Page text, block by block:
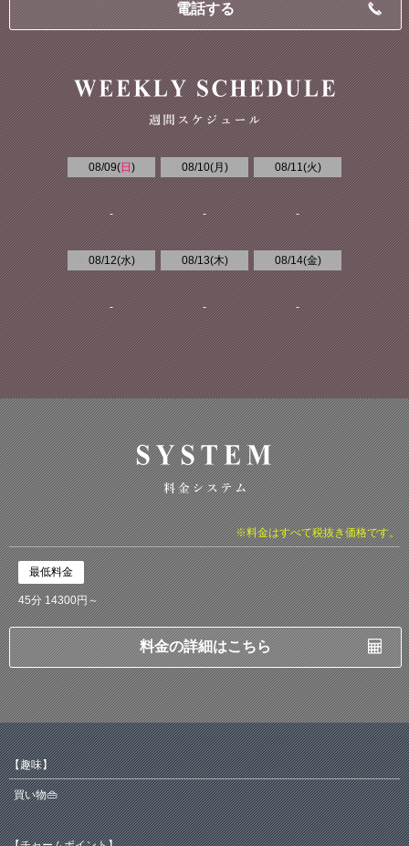
電話する
08/09(日 )
-
08/10(月 )
-
08/11(火)
-
08/12(水)
-
08/13(木)
-
08/14(金)
-
※料金はすべて税抜き価格です。
最低料金
45分 14300円～
料金の詳細はこちら
【趣味】
買い物👜